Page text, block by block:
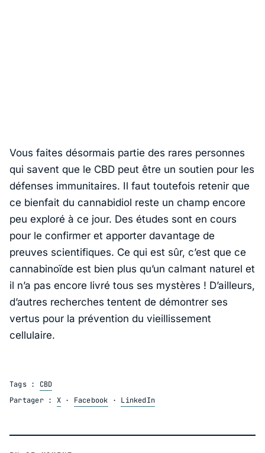
Vous faites désormais partie des rares personnes
qui savent que le CBD peut être un soutien pour les
défenses immunitaires. Il faut toutefois retenir que
ce bienfait du cannabidiol reste un champ encore
peu exploré à ce jour. Des études sont en cours
pour le confirmer et apporter davantage de
preuves scientifiques. Ce qui est sûr, c’est que ce
cannabinoïde est bien plus qu’un calmant naturel et
il n’a pas encore livré tous ses mystères ! D’ailleurs,
d’autres recherches tentent de démontrer ses
vertus pour la prévention du vieillissement
cellulaire.
Tags : CBD
Partager : X· Facebook · LinkedIn